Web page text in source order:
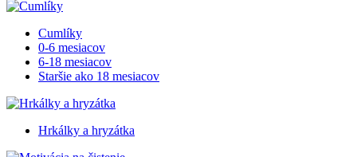
Cumlíky
0-6 mesiacov
6-18 mesiacov
Staršie ako 18 mesiacov
Hrkálky a hryzátka